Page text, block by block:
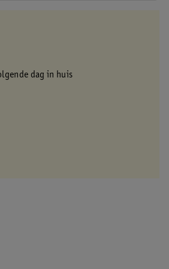
dag in huis